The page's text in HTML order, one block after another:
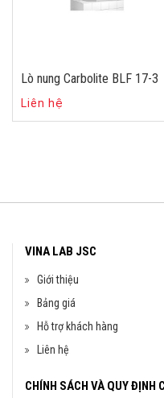
Lò nung Carbolite BLF 17-3
Liên hệ
VINA LAB JSC
Giới thiệu
Bảng giá
Hỗ trợ khách hàng
Liên hệ
CHÍNH SÁCH VÀ QUY ĐỊNH